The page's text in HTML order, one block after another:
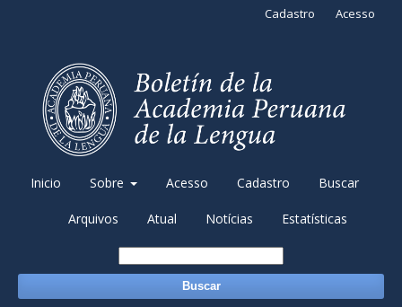
Inicio Sobre Acesso Cadastro Buscar
Arquivos Atual Notícias Estatísticas
Buscar
Cadastro Acesso